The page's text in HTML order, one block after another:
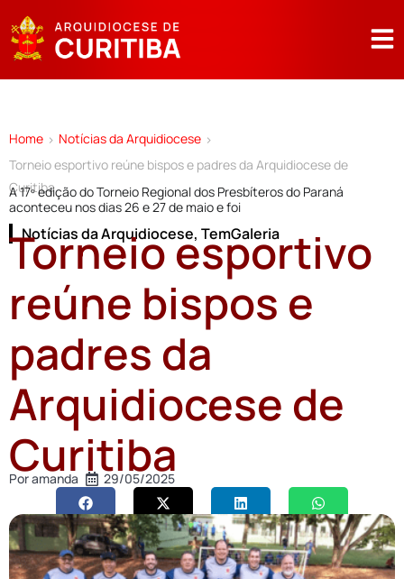
Home > Notícias da Arquidiocese >
Torneio esportivo reúne bispos e padres da Arquidiocese de
Curitiba
A 17º edição do Torneio Regional dos Presbíteros do Paraná
aconteceu nos dias 26 e 27 de maio e foi
Notícias da Arquidiocese, TemGaleria
Torneio esportivo
reúne bispos e
padres da
Arquidiocese de
Curitiba
Poramanda 29/05/2025